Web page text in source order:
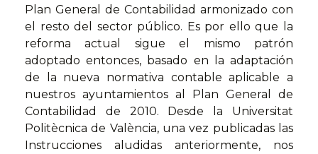
Plan General de Contabilidad armonizado con
el resto del sector público. Es por ello que la
reforma actual sigue el mismo patrón
adoptado entonces, basado en la adaptación
de la nueva normativa contable aplicable a
nuestros ayuntamientos al Plan General de
Contabilidad de 2010. Desde la Universitat
Politècnica de València, una vez publicadas las
Instrucciones aludidas anteriormente, nos